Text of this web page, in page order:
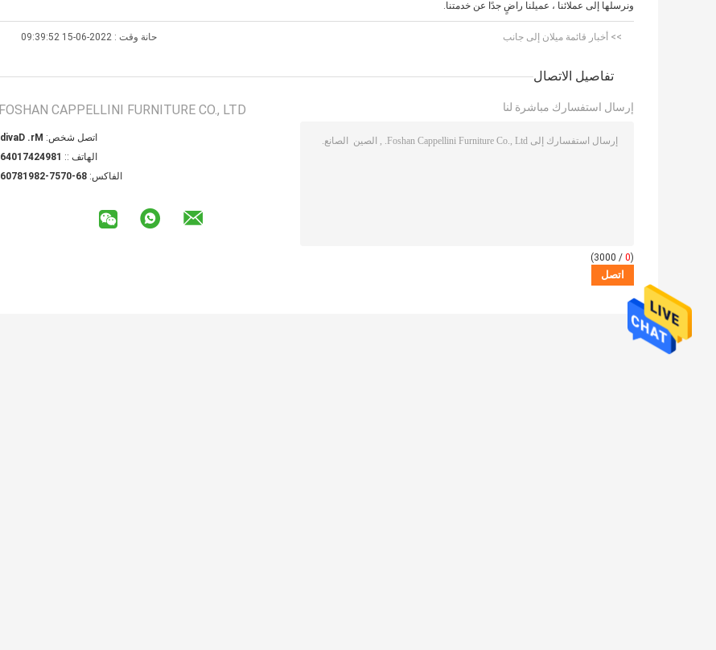
ونرسلها إلى عملائنا ، عميلنا راضٍ جدًا عن خدمتنا.
حانة وقت : 2022-06-15 09:39:52 >> أخبار قائمة ميلان إلى جانب
تفاصيل الاتصال
FOSHAN CAPPELLINI FURNITURE CO., LTD.
اتصل شخص: Mr. David
الهاتف :: 18942471046
الفاكس: 86-0757-28918706
إرسال استفسارك مباشرة لنا
(
0
/ 3000)